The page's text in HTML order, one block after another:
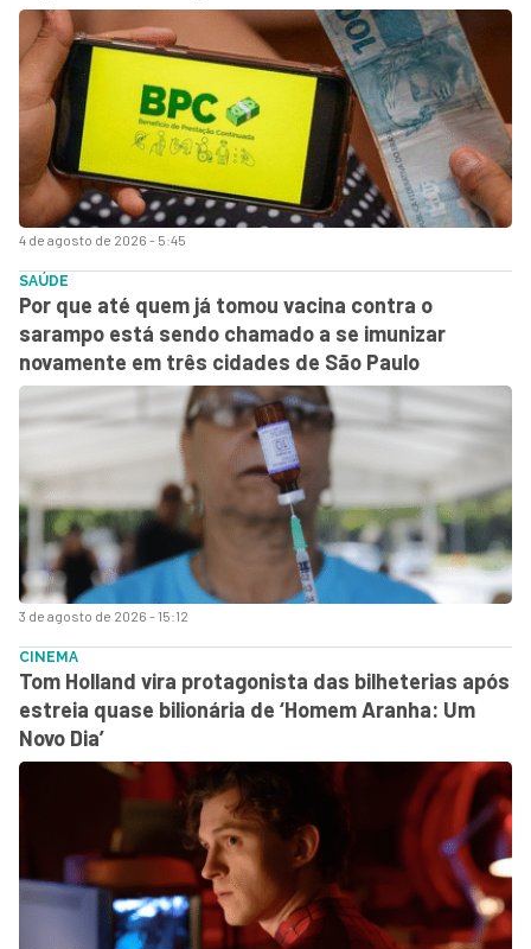
4 de agosto de 2026 - 5:45
3 de agosto de 2026 - 15:12
SAÚDE
Por que até quem já tomou vacina contra o
sarampo está sendo chamado a se imunizar
novamente em três cidades de São Paulo
CINEMA
Tom Holland vira protagonista das bilheterias após
estreia quase bilionária de ‘Homem Aranha: Um
Novo Dia’